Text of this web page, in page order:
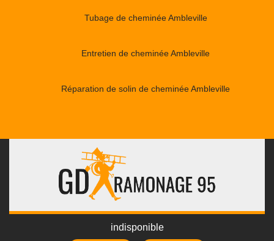
Tubage de cheminée Ambleville
Entretien de cheminée Ambleville
Réparation de solin de cheminée Ambleville
indisponible